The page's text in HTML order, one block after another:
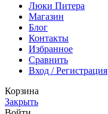
Люки Питера
Магазин
Блог
Контакты
Избранное
Сравнить
Вход / Регистрация
Корзина
Закрыть